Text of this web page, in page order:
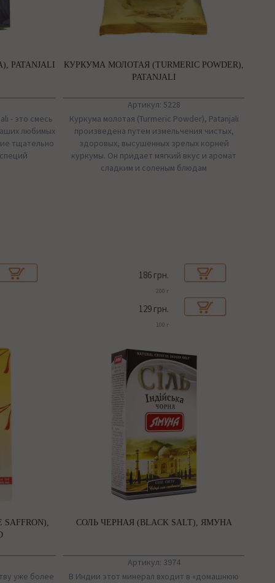
PATANJALI
- это смесь
любимых
тщательно
КУРКУМА МОЛОТАЯ (TURMERIC POWDER),
PATANJALI
Артикул: 5228
Куркума молотая (Turmeric Powder), Patanjali
произведена путем измельчения чистых,
здоровых, высушенных зрелых корней
куркумы. Он придает мягкий вкус и аромат
сладким и соленым блюдам
186 грн.
200 г
129 грн.
100 г
уже более
СОЛЬ ЧЕРНАЯ (BLACK SALT), ЯМУНА
Артикул: 3974
В Индии этот минерал входит в «домашнюю